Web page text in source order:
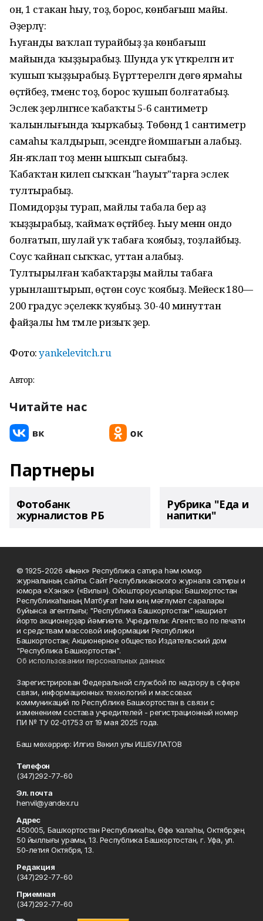
он, 1 стакан һыу, тоҙ, борос, көнбағыш майы.
Әҙерләү:
Һуғанды ваҡлап турайбыҙ ҙа көнбағыш
майында ҡыҙҙырабыҙ. Шунда уҡ үткәрелгән ит
ҡушып ҡыҙҙырабыҙ. Бүрттерелгән дөгө ярмаһы
өҫтәйбеҙ, тәменсә тоҙ, борос ҡушып болғатабыҙ.
Эслек әҙерләнгәнсе ҡабаҡты 5-6 сантиметр
ҡалынлығында ҡырҡабыҙ. Төбөндә 1 сантиметр
самаһы ҡалдырып, эсендәге йомшағын алабыҙ.
Ян-яҡлап тоҙ менән ышҡып сығабыҙ.
Ҡабаҡтан килеп сыҡҡан "һауыт"тарға эслек
тултырабыҙ.
Помидорҙы турап, майлы табала бер аҙ
ҡыҙҙырабыҙ, ҡаймаҡ өҫтәйбеҙ. Һыу менән ондо
болғатып, шулай уҡ табаға ҡоябыҙ, тоҙлайбыҙ.
Соус ҡайнап сыҡҡас, уттан алабыҙ.
Тултырылған ҡабаҡтарҙы майлы табаға
урынлаштырып, өҫтөнә соус ҡоябыҙ. Мейескә 180—
200 градус эҫелеккә ҡуябыҙ. 30-40 минуттан
файҙалы һәм тәмле ризыҡ әҙер.
Фото:yankelevitch.ru
Автор:
Читайте нас
Партнеры
Фотобанк
журналистов РБ
Рубрика "Еда и
напитки"
© 1925-2026 «Һәнәк» Республика сатира һәм юмор
журналының сайты. Сайт Республиканского журнала сатиры и
юмора «Хэнэк» («Вилы»). Ойоштороусылары: Башҡортостан
Республикаһының Матбуғат һәм киң мәғлүмәт саралары
буйынса агентлығы; "Республика Башкортостан" нәшриәт
йорто акционерҙар йәмғиәте. Учредители: Агентство по печати
и средствам массовой информации Республики
Башкортостан; Акционерное общество Издательский дом
"Республика Башкортостан".
Об использовании персональных данных
Зарегистрирован Федеральной службой по надзору в сфере
связи, информационных технологий и массовых
коммуникаций по Республике Башкортостан в связи с
изменением состава учредителей - регистрационный номер
ПИ № ТУ 02-01753 от 19 мая 2025 года.
Баш мөхәррир: Илгиз Вәкил улы ИШБУЛАТОВ
Телефон
(347)292-77-60
Эл. почта
henvil@yandex.ru
Адрес
450005, Башҡортостан Республикаһы, Өфө ҡалаһы, Октябрҙең
50 йыллығы урамы, 13. Республика Башкортостан, г. Уфа, ул.
50-летия Октября, 13.
Редакция
(347)292-77-60
Приемная
(347)292-77-60